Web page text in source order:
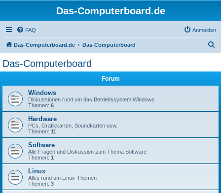
Das-Computerboard.de
FAQ Anmelden
Das-Computerboard.de Das-Computerboard
Das-Computerboard
Forum
Windows
Diskussionen rund um das Betriebssystem Windows
Themen: 6
Hardware
PCs, Grafikkarten, Soundkarten usw.
Themen: 11
Software
Alle Fragen und Diskussion zum Thema Software
Themen: 1
Linux
Alles rund um Linux-Themen
Themen: 3